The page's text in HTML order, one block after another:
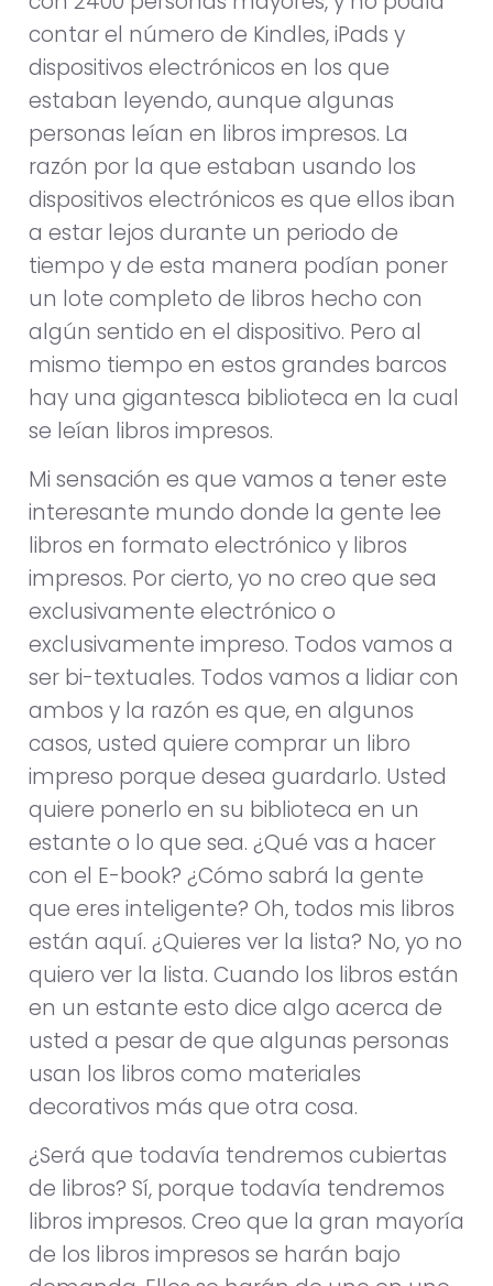
contar el número de Kindles, iPads y
dispositivos electrónicos en los que
estaban leyendo, aunque algunas
personas leían en libros impresos. La
razón por la que estaban usando los
dispositivos electrónicos es que ellos iban
a estar lejos durante un periodo de
tiempo y de esta manera podían poner
un lote completo de libros hecho con
algún sentido en el dispositivo. Pero al
mismo tiempo en estos grandes barcos
hay una gigantesca biblioteca en la cual
se leían libros impresos.
Mi sensación es que vamos a tener este
interesante mundo donde la gente lee
libros en formato electrónico y libros
impresos. Por cierto, yo no creo que sea
exclusivamente electrónico o
exclusivamente impreso. Todos vamos a
ser bi-textuales. Todos vamos a lidiar con
ambos y la razón es que, en algunos
casos, usted quiere comprar un libro
impreso porque desea guardarlo. Usted
quiere ponerlo en su biblioteca en un
estante o lo que sea. ¿Qué vas a hacer
con el E-book? ¿Cómo sabrá la gente
que eres inteligente? Oh, todos mis libros
están aquí. ¿Quieres ver la lista? No, yo no
quiero ver la lista. Cuando los libros están
en un estante esto dice algo acerca de
usted a pesar de que algunas personas
usan los libros como materiales
decorativos más que otra cosa.
¿Será que todavía tendremos cubiertas
de libros? Sí, porque todavía tendremos
libros impresos. Creo que la gran mayoría
de los libros impresos se harán bajo